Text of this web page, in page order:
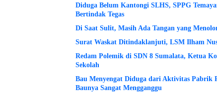
Diduga Belum Kantongi SLHS, SPPG
Bertindak Tegas
Di Saat Sulit, Masih Ada Tangan yang
Surat Waskat Ditindaklanjuti, LSM Ilham
Redam Polemik di SDN 8 Sumalata, Ketua
Sekolah
Bau Menyengat Diduga dari Aktivitas Pabrik
Baunya Sangat Mengganggu